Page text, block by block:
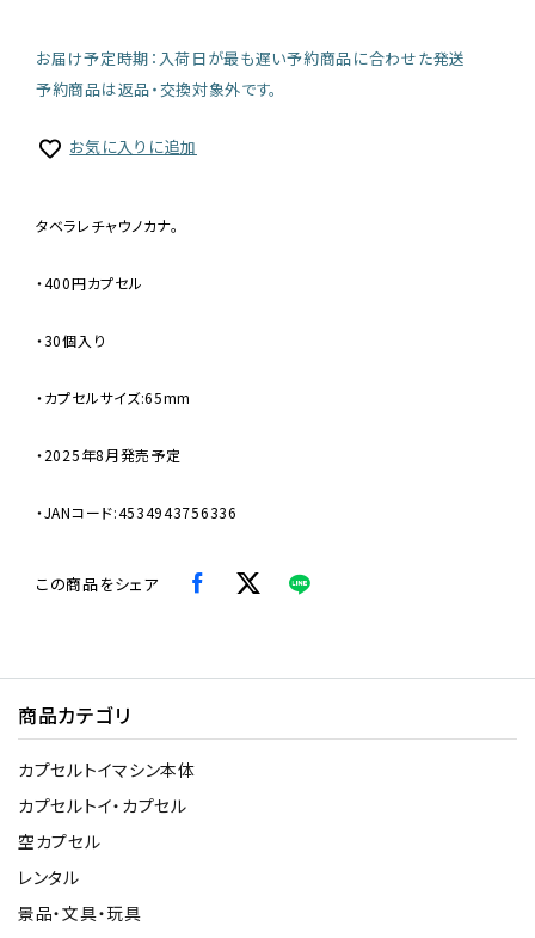
お届け予定時期：入荷日が最も遅い予約商品に合わせた発送
予約商品は返品・交換対象外です。
お気に入りに追加
タベラレチャウノカナ。
・400円カプセル
・30個入り
・カプセルサイズ:65mm
・2025年8月発売予定
・JANコード:4534943756336
この商品をシェア
商品カテゴリ
カプセルトイマシン本体
カプセルトイ・カプセル
空カプセル
レンタル
景品・文具・玩具